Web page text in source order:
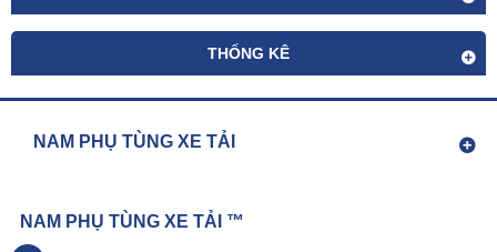
THỐNG KÊ
NAM PHỤ TÙNG XE TẢI
NAM PHỤ TÙNG XE TẢI ™